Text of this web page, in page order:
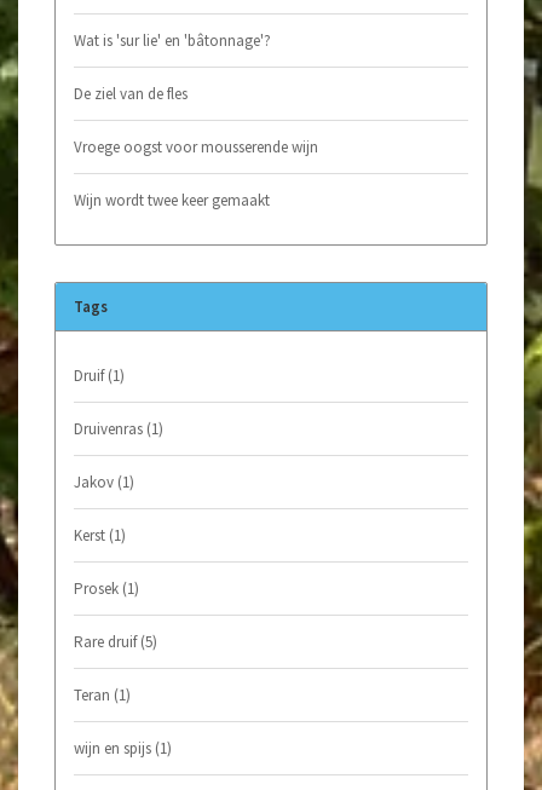
Wat is 'sur lie' en 'bâtonnage'?
De ziel van de fles
Vroege oogst voor mousserende wijn
Wijn wordt twee keer gemaakt
Tags
Druif(1)
Druivenras (1)
Jakov (1)
Kerst (1)
Prosek (1)
Rare druif(5)
Teran (1)
wijn en spijs (1)